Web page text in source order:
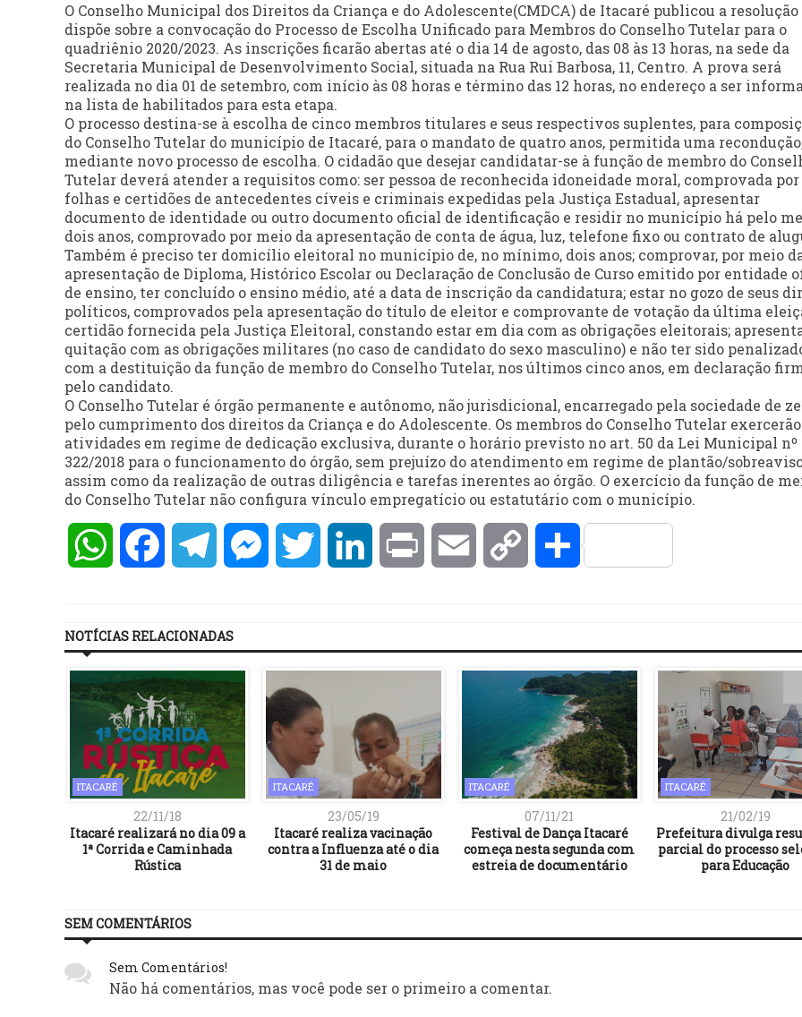
O Conselho Municipal dos Direitos da Criança e do Adolescente(CMDCA) de Itacaré publicou a resolução
dispõe sobre a convocação do Processo de Escolha Unificado para Membros do Conselho Tutelar para o
quadriênio 2020/2023. As inscrições ficarão abertas até o dia 14 de agosto, das 08 às 13 horas, na sede da
Secretaria Municipal de Desenvolvimento Social, situada na Rua Rui Barbosa, 11, Centro. A prova será
realizada no dia 01 de setembro, com início às 08 horas e término das 12 horas, no endereço a ser
na lista de habilitados para esta etapa.
O processo destina-se à escolha de cinco membros titulares e seus respectivos suplentes, para
do Conselho Tutelar do município de Itacaré, para o mandato de quatro anos, permitida uma
mediante novo processo de escolha. O cidadão que desejar candidatar-se à função de membro do
Tutelar deverá atender a requisitos como: ser pessoa de reconhecida idoneidade moral, comprovada por
folhas e certidões de antecedentes cíveis e criminais expedidas pela Justiça Estadual, apresentar
documento de identidade ou outro documento oficial de identificação e residir no município há pelo
dois anos, comprovado por meio da apresentação de conta de água, luz, telefone fixo ou contrato de
Também é preciso ter domicílio eleitoral no município de, no mínimo, dois anos; comprovar, por meio
apresentação de Diploma, Histórico Escolar ou Declaração de Conclusão de Curso emitido por entidade
de ensino, ter concluído o ensino médio, até a data de inscrição da candidatura; estar no gozo de seus
políticos, comprovados pela apresentação do título de eleitor e comprovante de votação da última
certidão fornecida pela Justiça Eleitoral, constando estar em dia com as obrigações eleitorais;
quitação com as obrigações militares (no caso de candidato do sexo masculino) e não ter sido
com a destituição da função de membro do Conselho Tutelar, nos últimos cinco anos, em declaração
pelo candidato.
O Conselho Tutelar é órgão permanente e autônomo, não jurisdicional, encarregado pela sociedade de
pelo cumprimento dos direitos da Criança e do Adolescente. Os membros do Conselho Tutelar
atividades em regime de dedicação exclusiva, durante o horário previsto no art. 50 da Lei Municipal nº
322/2018 para o funcionamento do órgão, sem prejuízo do atendimento em regime de plantão/
assim como da realização de outras diligência e tarefas inerentes ao órgão. O exercício da função de
do Conselho Tutelar não configura vínculo empregatício ou estatutário com o município.
WhatsAppFacebookTelegramMessengerTwitter LinkedInPrint Email Copy Compartilhar
NOTÍCIAS RELACIONADAS
ITACARÉ
22/11/18
Itacaré realizará no dia 09 a
1ª Corrida e Caminhada
Rústica
ITACARÉ
23/05/19
Itacaré realiza vacinação
contra a Influenza até o dia
31 de maio
ITACARÉ
07/11/21
Festival de Dança Itacaré
começa nesta segunda com
estreia de documentário
ITACARÉ
21/02/19
Prefeitura divulga
parcial do processo
para Educação
SEM COMENTÁRIOS
Sem Comentários!
Não há comentários, mas você pode ser o primeiro a comentar.